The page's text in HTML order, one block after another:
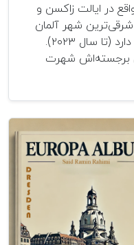
در ایالت زاکسن و
شهر آلمان
بوده و حدود ۵۶,۰۰۰ نفر جمعیت دارد (تا سال ۲۰۲۳).
برجسته‌اش شهرت